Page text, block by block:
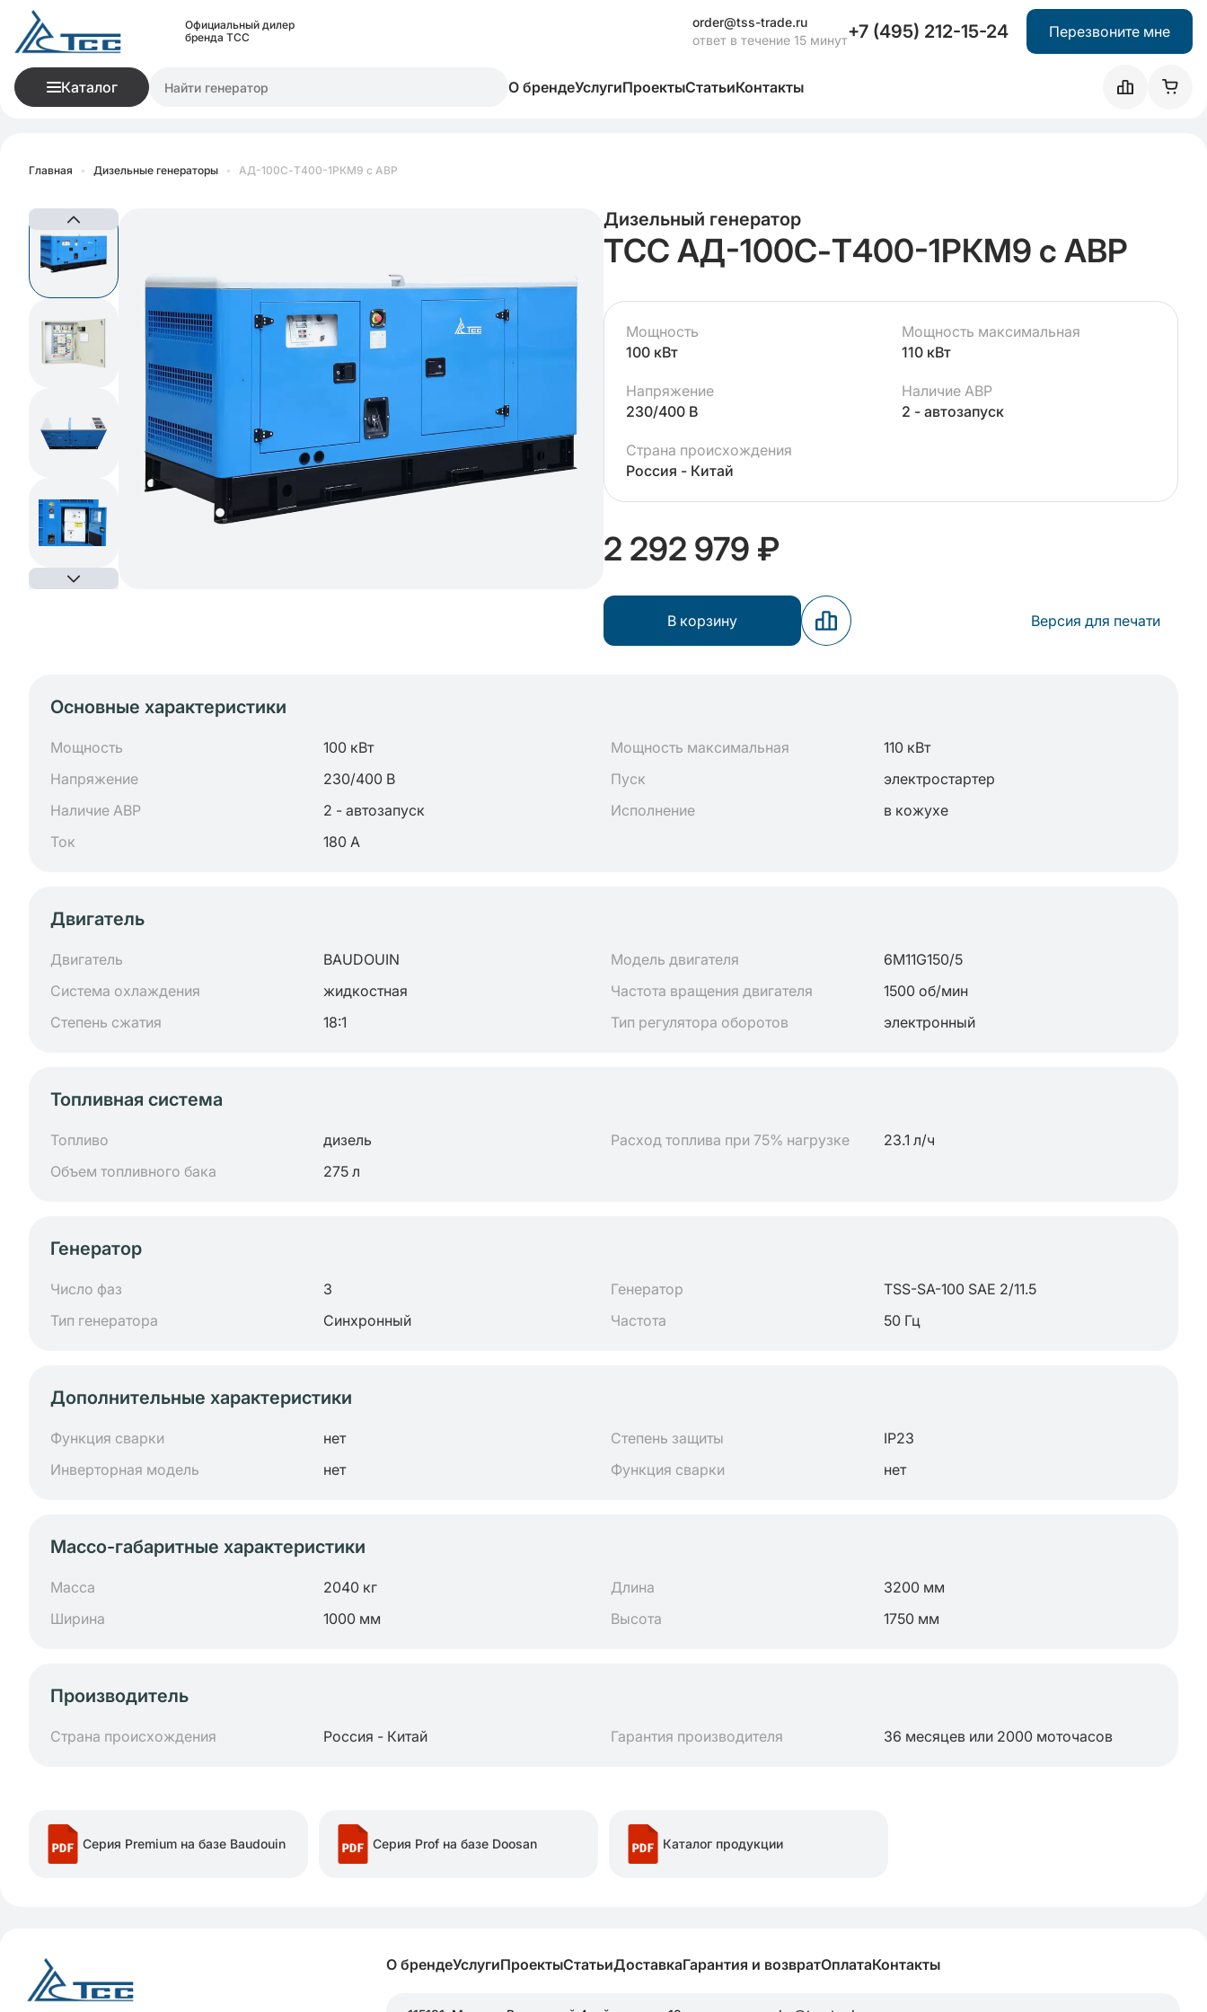
Официальный дилер
бренда ТСС
order@tss-trade.ru
ответ в течение 15 минут+7 (495) 212-15-24 Перезвоните мне
Каталог О брендеУслугиПроектыСтатьиКонтакты
Главная • Дизельные генераторы • АД-100С-Т400-1РКМ9 с АВР
Дизельный генератор
ТСС АД-100С-Т400-1РКМ9 с АВР
Мощность
100 кВт
Мощность максимальная
110 кВт
Напряжение
230/400 В
Наличие АВР
2 - автозапуск
Страна происхождения
Россия - Китай
2 292 979 ₽
В корзину Версия для печати
Основные характеристики
Мощность 100 кВт Мощность максимальная
110 кВт
Напряжение
230/400 В Пуск
электростартер
Наличие АВР
2 - автозапуск Исполнение
в кожухе
Ток
180 А
Двигатель
Двигатель BAUDOUIN Модель двигателя
6M11G150/5
Система охлаждения
жидкостная Частота вращения двигателя
1500 об/мин
Степень сжатия
18:1 Тип регулятора оборотов электронный
Топливная система
Топливо дизель Расход топлива при 75% нагрузке
23.1 л/ч
Объем топливного бака
275 л
Генератор
Число фаз 3 Генератор
TSS-SA-100 SAE 2/11.5
Тип генератора
Синхронный Частота 50 Гц
Дополнительные характеристики
Функция сварки нет Степень защиты
IP23
Инверторная модель
нет Функция сварки нет
Массо-габаритные характеристики
Масса 2040 кг Длина
3200 мм
Ширина
1000 мм Высота 1750 мм
Производитель
Страна происхождения Россия - Китай Гарантия производителя 36 месяцев или 2000 моточасов
Серия Premium на базе Baudouin Серия Prof на базе Doosan Каталог продукции
О брендеУслугиПроектыСтатьиДоставкаГарантия и возвратОплатаКонтакты